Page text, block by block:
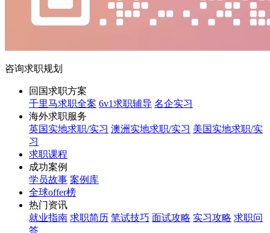
咨询求职规划
回国求职方案
千里马求职全案 6v1求职辅导 名企实习
海外求职服务
英国实地求职/实习 澳洲实地求职/实习 美国实地求职/实
习
求职课程
成功案例
学员故事 案例库
全球offer榜
热门资讯
就业指南 求职简历 笔试技巧 面试攻略 实习攻略 求职问
答